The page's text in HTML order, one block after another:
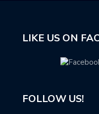
LIKE US ON
FOLLOW US!